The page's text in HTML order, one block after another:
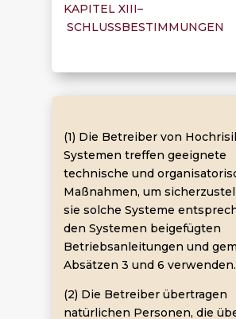
KAPITEL XIII–
SCHLUSSBESTIMMUNGEN
(1) Die Betreiber von
Systemen treffen geeignete
technische und
Maßnahmen, um
sie solche Systeme
den Systemen beigefügten
Betriebsanleitungen und
Absätzen 3 und 6 verwenden.
(2) Die Betreiber übertragen
natürlichen Personen, die